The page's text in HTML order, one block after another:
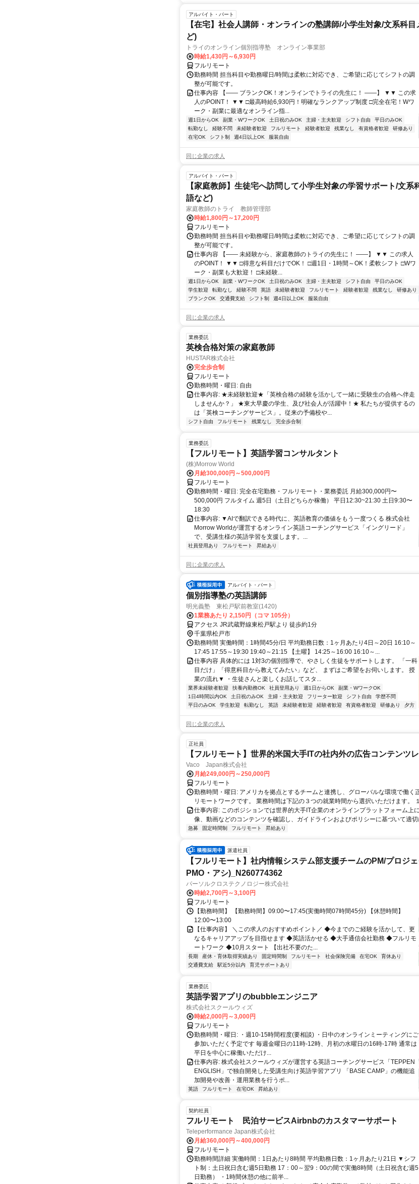
アルバイト・パート
【在宅】社会人講師・オンラインの塾講師/小学生対象/文系科
ど)
トライのオンライン個別指導塾 オンライン事業部
時給1,430円～6,930円
フルリモート
勤務時間 担当科目や勤務曜日/時間は柔軟に対応でき、ご希望に応じてシフトの調
整が可能です。
仕事内容 【―― ブランクOK！オンラインでトライの先生に！ ――】 ▼▼ この求
人のPOINT！ ▼▼ □最高時給6,930円！明確なランクアップ制度 □完全在宅！Wワ
ーク・副業に最適なオンライン指...
週1日からOK 副業・WワークOK 土日祝のみOK 主婦・主夫歓迎 シフト自由
平日のみOK
転勤なし
経験不問 未経験者歓迎 フルリモート 経験者歓迎 残業なし 有資格者歓迎
研修あり
在宅OK
シフト制 週4日以上OK 服装自由
同じ企業の求人
アルバイト・パート
【家庭教師】生徒宅へ訪問して小学生対象の学習サポート/文系
語など)
家庭教師のトライ 教師管理部
時給1,800円～17,200円
フルリモート
勤務時間 担当科目や勤務曜日/時間は柔軟に対応でき、ご希望に応じてシフトの調
整が可能です。
仕事内容 【―― 未経験から、家庭教師のトライの先生に！ ――】 ▼▼ この求人
のPOINT！ ▼▼ □得意な科目だけでOK！ □週1日・1時間～OK！柔軟シフト □Wワ
ーク・副業も大歓迎！ □未経験...
週1日からOK 副業・WワークOK 土日祝のみOK 主婦・主夫歓迎 シフト自由
平日のみOK
学生歓迎
転勤なし 経験不問 英語 未経験者歓迎 フルリモート 経験者歓迎 残業なし
研修あり
ブランクOK
交通費支給 シフト制 週4日以上OK 服装自由
同じ企業の求人
業務委託
英検合格対策の家庭教師
HUSTAR株式会社
完全歩合制
フルリモート
勤務時間・曜日: 自由
仕事内容: ★未経験歓迎★「英検合格の経験を活かして一緒に受験生の合格へ伴走
しませんか？」 ★東大早慶の学生、及び社会人が活躍中！★ 私たちが提供するの
は「英検コーチングサービス」。従来の予備校や...
シフト自由 フルリモート 残業なし 完全歩合制
業務委託
【フルリモート】英語学習コンサルタント
(株)Morrow World
月給300,000円～500,000円
フルリモート
勤務時間・曜日: 完全在宅勤務・フルリモート・業務委託 月給300,000円〜
500,000円 フルタイム 週5日（土日どちらか稼働） 平日12:30~21:30 土日9:30〜
18:30
仕事内容: ▼AIで翻訳できる時代に、英語教育の価値をもう一度つくる 株式会社
Morrow Worldが運営するオンライン英語コーチングサービス「イングリード」
で、受講生様の英語学習を支援します。...
社員登用あり フルリモート 昇給あり
同じ企業の求人
アルバイト・パート
個別指導塾の英語講師
明光義塾 東松戸駅前教室(1420)
1業務あたり 2,150円（コマ 105分）
アクセス JR武蔵野線東松戸駅より 徒歩約1分
千葉県松戸市
勤務時間 実働時間：1時間45分/日 平均勤務日数：1ヶ月あたり4日～20日 16:10～
17:45 17:55～19:30 19:40～21:15 【土曜】 14:25～16:00 16:10～...
仕事内容 具体的には 1対3の個別指導で、やさしく生徒をサポートします。 「一科
目だけ」「得意科目から教えてみたい」など、 まずはご希望をお伺いします。 授
業の流れ▼ ・生徒さんと楽しくお話してスタ...
業界未経験者歓迎 扶養内勤務OK 社員登用あり 週1日からOK
副業・WワークOK
1日4時間以内OK
土日祝のみOK 主婦・主夫歓迎 フリーター歓迎 シフト自由
学歴不問
平日のみOK
学生歓迎 転勤なし 英語 未経験者歓迎 経験者歓迎 有資格者歓迎 研修あり 夕方
同じ企業の求人
正社員
【フルリモート】世界的米国大手ITの社内外の広告コンテンツ
Vaco Japan株式会社
月給249,000円～250,000円
フルリモート
勤務時間・曜日: アメリカを拠点とするチームと連携し、グローバルな環境で働く
リモートワークです。 業務時間は下記の３つの就業時間から選択いただけます。
仕事内容: このポジションでは世界的大手IT企業のオンラインプラットフォーム上
像、動画などのコンテンツを確認し、ガイドラインおよびポリシーに基づいて適
急募 固定時間制 フルリモート 昇給あり
派遣社員
【フルリモート】社内情報システム部支援チームのPM/プロジェ
PMO・アシ)_N260774362
パーソルクロステクノロジー株式会社
時給2,700円～3,100円
フルリモート
【勤務時間】 【勤務時間】09:00〜17:45(実働時間07時間45分) 【休憩時間】
12:00〜13:00
【仕事内容】 ＼この求人のおすすめポイント／ ◆今までのご経験を活かして、更
なるキャリアアップを目指せます ◆英語活かせる ◆大手通信会社勤務 ◆フルリモ
ートワーク ◆10月スタート 【出社不要のた...
長期 産休・育休取得実績あり 固定時間制 フルリモート 社会保険完備 在宅OK
育休あり
交通費支給
駅近5分以内 育児サポートあり
業務委託
英語学習アプリのbubbleエンジニア
株式会社スクールウィズ
時給2,000円～3,000円
フルリモート
勤務時間・曜日: ・週10-15時間程度(要相談) ・日中のオンラインミーティングにご
参加いただく予定です 毎週金曜日の11時-12時、月初の水曜日の16時-17時 通常は
平日を中心に稼働いただけ...
仕事内容: 株式会社スクールウィズが運営する英語コーチングサービス「TEPPEN
ENGLISH」で独自開発した受講生向け英語学習アプリ 「BASE CAMP」の機能追
加開発や改善・運用業務を行うポ...
英語 フルリモート 在宅OK 昇給あり
契約社員
フルリモート 民泊サービスAirbnbのカスタマーサポート
Teleperformance Japan株式会社
月給360,000円～400,000円
フルリモート
勤務時間詳細 実働時間：1日あたり8時間 平均勤務日数：1ヶ月あたり21日 ▼シフ
ト制：土日祝日含む週5日勤務 17：00～翌9：00の間で実働8時間（土日祝含む週5
日勤務） ・1時間休憩の他に前半...